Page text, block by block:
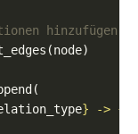
hinzufügen
} -> {